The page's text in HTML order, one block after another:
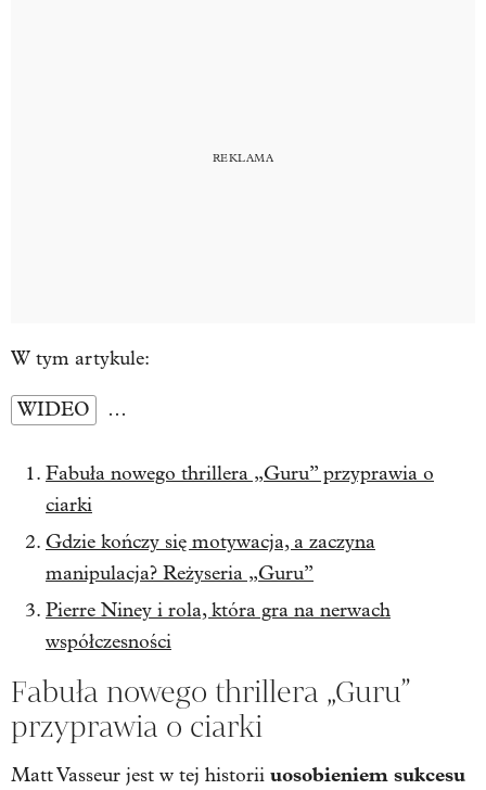
W tym artykule:
WIDEO …
Fabuła nowego thrillera „Guru” przyprawia o
ciarki
Gdzie kończy się motywacja, a zaczyna
manipulacja? Reżyseria „Guru”
Pierre Niney i rola, która gra na nerwach
współczesności
Fabuła nowego thrillera „Guru”
przyprawia o ciarki
Matt Vasseur jest w tej historii uosobieniem sukcesu